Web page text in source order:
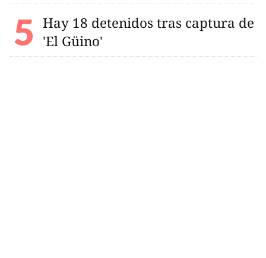
Hay 18 detenidos tras captura de
'El Güino'